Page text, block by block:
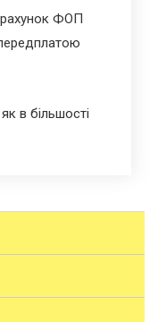
рахунок ФОП
в більшості